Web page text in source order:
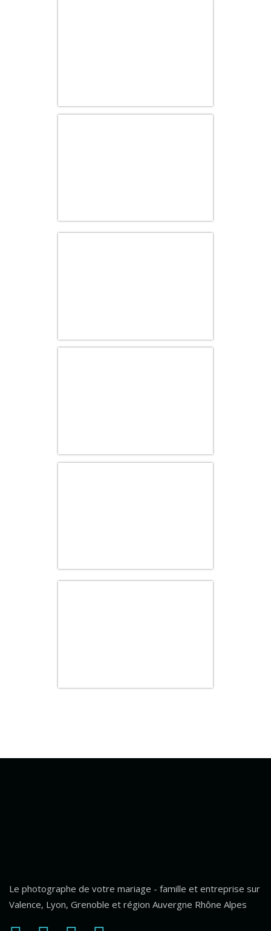
Le photographe de votre mariage - famille et entreprise sur
Valence, Lyon, Grenoble et région Auvergne Rhône Alpes